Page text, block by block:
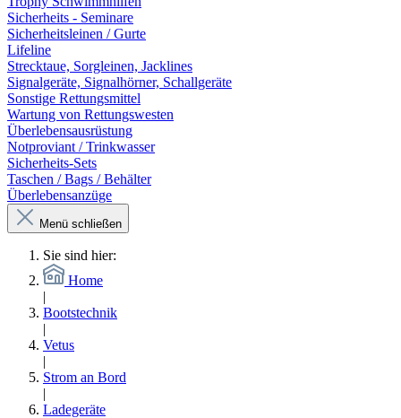
Sicherheits - Seminare
Sicherheitsleinen / Gurte
Lifeline
Strecktaue, Sorgleinen, Jacklines
Signalgeräte, Signalhörner, Schallgeräte
Sonstige Rettungsmittel
Wartung von Rettungswesten
Überlebensausrüstung
Notproviant / Trinkwasser
Sicherheits-Sets
Taschen / Bags / Behälter
Überlebensanzüge
Menü schließen
Sie sind hier:
Home
|
Bootstechnik
|
Vetus
|
Strom an Bord
|
Ladegeräte